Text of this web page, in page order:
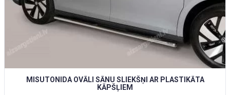
MISUTONIDA OVĀLI SĀNU SLIEKŠŅI AR PLASTIKĀTA
KĀPŠĻIEM